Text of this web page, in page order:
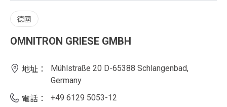
德國
OMNITRON GRIESE GMBH
地址：
Mühlstraße 20 D-65388 Schlangenbad,
Germany
電話：
+49 6129 5053-12